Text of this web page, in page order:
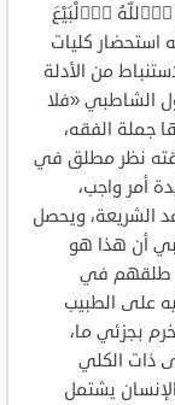
اَ۬للَّهُ اُ۬لْبَيْعَ
فيتوجب عليه استحضار كليات
من الأدلة
الشاطبي «فلا
جملة الفقه،
نظر مطلق في
أمر واجب،
الشريعة، ويحصل
أن هذا هو
طلقهم في
على الطبيب
بجزئي ما،
ذات الكلي
يشتمل